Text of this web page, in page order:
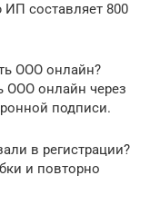
составляет 800
ООО онлайн?
ООО онлайн через
подписи.
в регистрации?
и повторно